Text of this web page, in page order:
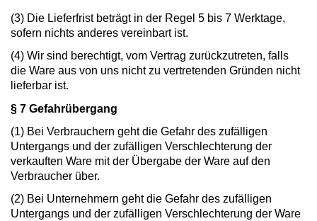
(3) Die Lieferfrist beträgt in der Regel 5 bis 7 Werktage,
sofern nichts anderes vereinbart ist.
(4) Wir sind berechtigt, vom Vertrag zurückzutreten, falls
die Ware aus von uns nicht zu vertretenden Gründen nicht
lieferbar ist.
§ 7 Gefahrübergang
(1) Bei Verbrauchern geht die Gefahr des zufälligen
Untergangs und der zufälligen Verschlechterung der
verkauften Ware mit der Übergabe der Ware auf den
Verbraucher über.
(2) Bei Unternehmern geht die Gefahr des zufälligen
Untergangs und der zufälligen Verschlechterung der Ware